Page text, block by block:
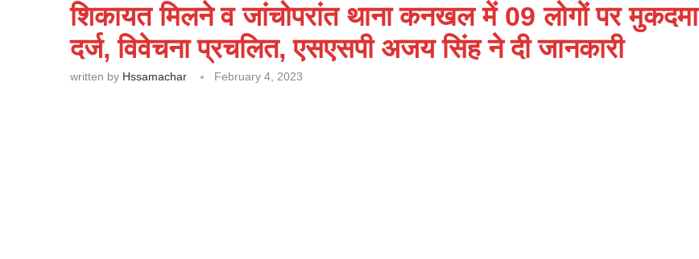
शिकायत मिलने व जांचोपरांत थाना कनखल में 09 लोगों पर मुकदमा
दर्ज, विवेचना प्रचलित, एसएसपी अजय सिंह ने दी जानकारी
written by Hssamachar February 4, 2023